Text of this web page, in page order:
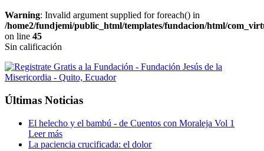
Warning: Invalid argument supplied for foreach() in
/home2/fundjemi/public_html/templates/fundacion/html/
on line 45
Sin calificación
Últimas Noticias
El helecho y el bambú - de Cuentos con Moraleja Vol 1
Leer más
La paciencia crucificada: el dolor